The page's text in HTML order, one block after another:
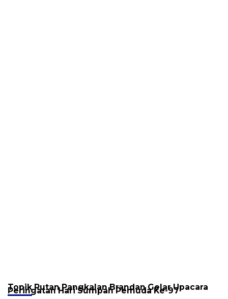
Topik Rutan Pangkalan Brandan Gelar Upacara
Peringatan Hari Sumpah Pemuda Ke-97